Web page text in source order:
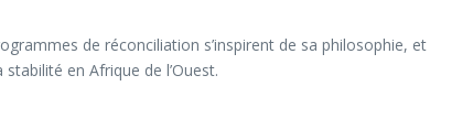
de réconciliation s’inspirent de sa philosophie, et
en Afrique de l’Ouest.